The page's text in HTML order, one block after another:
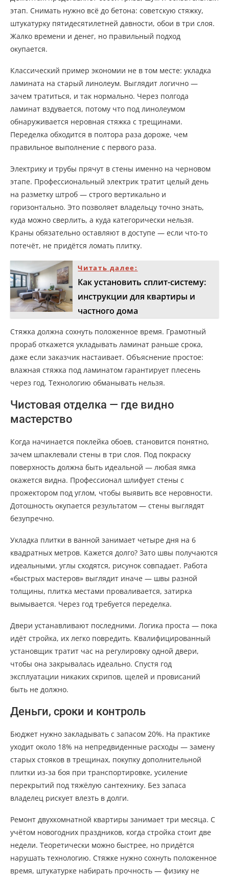
этап. Снимать нужно всё до бетона: советскую стяжку,
штукатурку пятидесятилетней давности, обои в три слоя.
Жалко времени и денег, но правильный подход
окупается.
Классический пример экономии не в том месте: укладка
ламината на старый линолеум. Выглядит логично —
зачем тратиться, и так нормально. Через полгода
ламинат вздувается, потому что под линолеумом
обнаруживается неровная стяжка с трещинами.
Переделка обходится в полтора раза дороже, чем
правильное выполнение с первого раза.
Электрику и трубы прячут в стены именно на черновом
этапе. Профессиональный электрик тратит целый день
на разметку штроб — строго вертикально и
горизонтально. Это позволяет владельцу точно знать,
куда можно сверлить, а куда категорически нельзя.
Краны обязательно оставляют в доступе — если что-то
потечёт, не придётся ломать плитку.
Читать далее:
Как установить сплит-систему:
инструкции для квартиры и
частного дома
Стяжка должна сохнуть положенное время. Грамотный
прораб откажется укладывать ламинат раньше срока,
даже если заказчик настаивает. Объяснение простое:
влажная стяжка под ламинатом гарантирует плесень
через год. Технологию обманывать нельзя.
Чистовая отделка — где видно
мастерство
Когда начинается поклейка обоев, становится понятно,
зачем шпаклевали стены в три слоя. Под покраску
поверхность должна быть идеальной — любая ямка
окажется видна. Профессионал шлифует стены с
прожектором под углом, чтобы выявить все неровности.
Дотошность окупается результатом — стены выглядят
безупречно.
Укладка плитки в ванной занимает четыре дня на 6
квадратных метров. Кажется долго? Зато швы получаются
идеальными, углы сходятся, рисунок совпадает. Работа
«быстрых мастеров» выглядит иначе — швы разной
толщины, плитка местами проваливается, затирка
вымывается. Через год требуется переделка.
Двери устанавливают последними. Логика проста — пока
идёт стройка, их легко повредить. Квалифицированный
установщик тратит час на регулировку одной двери,
чтобы она закрывалась идеально. Спустя год
эксплуатации никаких скрипов, щелей и провисаний
быть не должно.
Деньги, сроки и контроль
Бюджет нужно закладывать с запасом 20%. На практике
уходит около 18% на непредвиденные расходы — замену
старых стояков в трещинах, покупку дополнительной
плитки из-за боя при транспортировке, усиление
перекрытий под тяжёлую сантехнику. Без запаса
владелец рискует влезть в долги.
Ремонт двухкомнатной квартиры занимает три месяца. С
учётом новогодних праздников, когда стройка стоит две
недели. Теоретически можно быстрее, но придётся
нарушать технологию. Стяжке нужно сохнуть положенное
время, штукатурке набирать прочность — физику не